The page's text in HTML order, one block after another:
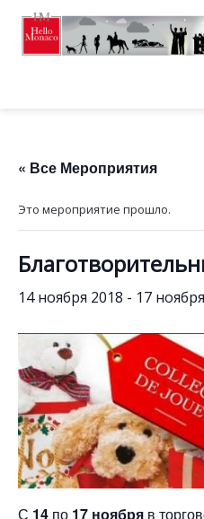
« Все Мероприятия
Это мероприятие прошло.
14 ноября 2018 - 17
С 14 по 17 ноября в